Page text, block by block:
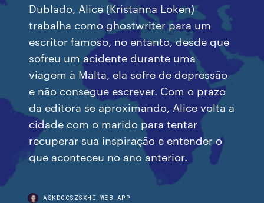
Dublado, Alice (Kristanna Loken)
trabalha como ghostwriter para um
escritor famoso, no entanto, desde que
sofreu um acidente durante uma
viagem à Malta, ela sofre de depressão
e não consegue escrever. Com o prazo
da editora se aproximando, Alice volta a
cidade com o marido para tentar
recuperar sua inspiração e entender o
que aconteceu no ano anterior.
ASKDOCSZSXHI.WEB.APP